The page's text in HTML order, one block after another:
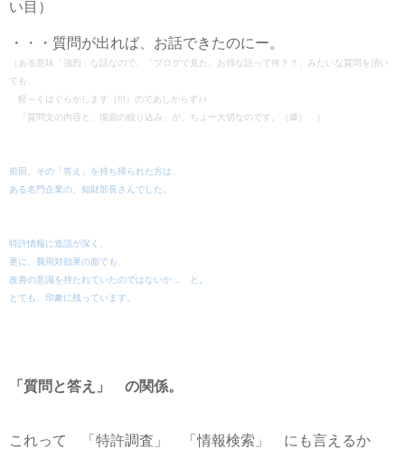
い目）
・・・質問が出れば、お話できたのにー。
（ある意味「強烈」な話なので、
「ブログで見た、お得な話って何？？」みたいな質問を頂い
ても、
軽～くはぐらかします（!!!）のであしからず♪♪
「質問文の内容と、場面の絞り込み」が、ちょー大切なのです。（爆） ）
前回、その「答え」を持ち帰られた方は、
ある名門企業の、知財部長さんでした。
特許情報に造詣が深く、
更に、費用対効果の面でも、
改善の意識を持たれていたのではないか… と。
とても、印象に残っています。
「質問と答え」 の関係。
これって 「特許調査」 「情報検索」 にも言えるか